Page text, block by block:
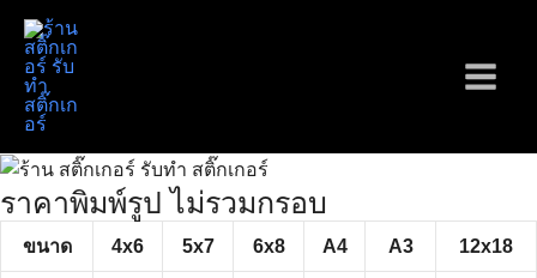
content
Main
Menu
ราคาพิมพ์รูป ไม่รวมกรอบ
ขนาด 4x6 5x7 6x8 A4 A3 12x18